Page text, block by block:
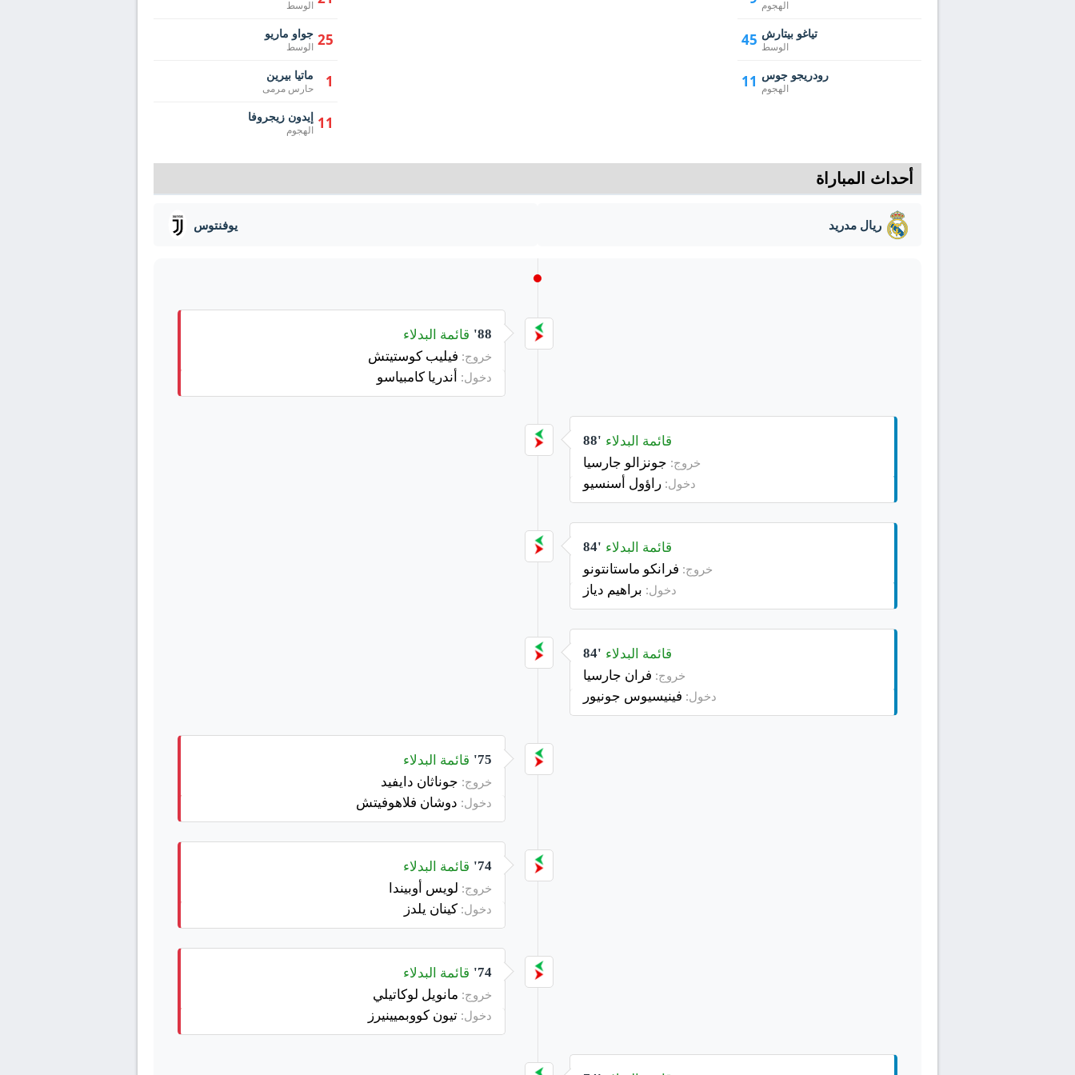
الهجوم
45 تياغو بيتارش
الوسط
11 رودريجو جوس
الهجوم
الوسط
25 جواو ماريو
الوسط
1 ماتيا بيرين
حارس مرمى
11 إيدون زيجروفا
الهجوم
أحداث المباراة
ريال مدريد يوفنتوس
88' قائمة البدلاء
خروج: فيليب كوستيتش
دخول: أندريا كامبياسو
88' قائمة البدلاء
خروج: جونزالو جارسيا
دخول: راؤول أسنسيو
84' قائمة البدلاء
خروج: فرانكو ماستانتونو
دخول: براهيم دياز
84' قائمة البدلاء
خروج: فران جارسيا
دخول: فينيسيوس جونيور
75' قائمة البدلاء
خروج: جوناثان دايفيد
دخول: دوشان فلاهوفيتش
74' قائمة البدلاء
خروج: لويس أوبيندا
دخول: كينان يلدز
74' قائمة البدلاء
خروج: مانويل لوكاتيلي
دخول: تيون كووبميينيرز